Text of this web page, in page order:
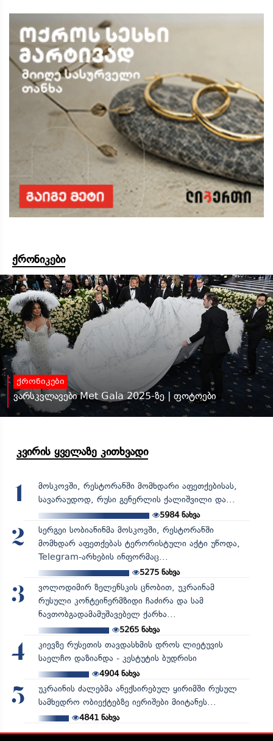
ქრონიკები
ქრონიკები
ვარსკვლავები Met Gala 2025-ზე | ფოტოები
კვირის ყველაზე კითხვადი
1
მოსკოვში, რესტორანში მომხდარი აფეთქებისას,
სავარაუდოდ, რუსი გენერლის ქალიშვილი და...
5984ნახვა
2
სერგეი სობიანინმა მოსკოვში, რესტორანში
მომხდარ აფეთქებას ტერორისტული აქტი უწოდა,
Telegram-არხების ინფორმაც...
5275ნახვა
3
ვოლოდიმირ ზელენსკის ცნობით, უკრაინამ
რუსული კონტეინერმზიდი ჩაძირა და სამ
ნავთობგადამამუშავებელ ქარხა...
5265ნახვა
4
კიევზე რუსეთის თავდასხმის დროს ლიეტუვის
საელჩო დაზიანდა - კესტუტის ბუდრისი
4904ნახვა
5
უკრაინის ძალებმა ანექსირებულ ყირიმში რუსულ
სამხედრო ობიექტებზე იერიშები მიიტანეს...
4841ნახვა